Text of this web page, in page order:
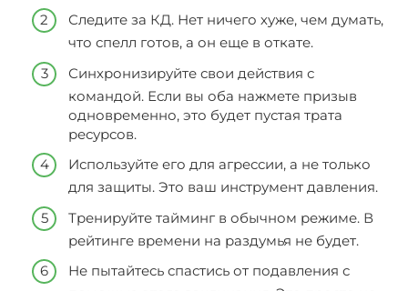
Следите за КД. Нет ничего хуже, чем думать,
что спелл готов, а он еще в откате.
Синхронизируйте свои действия с
командой. Если вы оба нажмете призыв
одновременно, это будет пустая трата
ресурсов.
Используйте его для агрессии, а не только
для защиты. Это ваш инструмент давления.
Тренируйте тайминг в обычном режиме. В
рейтинге времени на раздумья не будет.
Не пытайтесь спастись от подавления с